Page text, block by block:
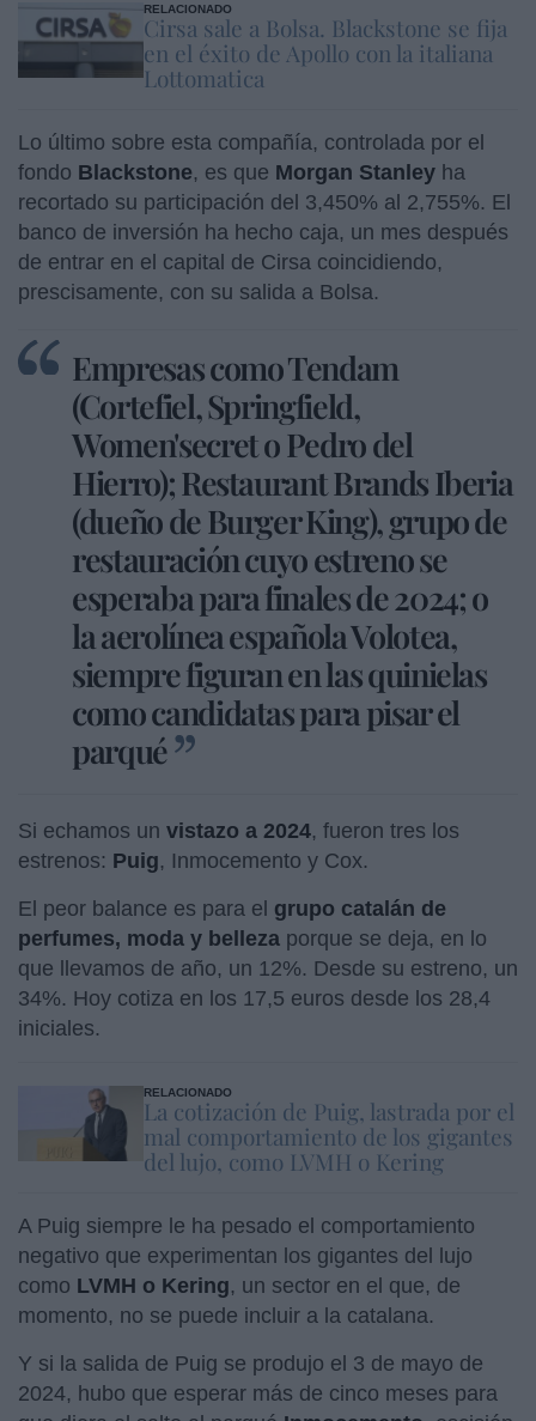
RELACIONADO
Cirsa sale a Bolsa. Blackstone se fija
en el éxito de Apollo con la italiana
Lottomatica
Lo último sobre esta compañía, controlada por el
fondo Blackstone, es que Morgan Stanley ha
recortado su participación del 3,450% al 2,755%. El
banco de inversión ha hecho caja, un mes después
de entrar en el capital de Cirsa coincidiendo,
prescisamente, con su salida a Bolsa.
Empresas como Tendam
(Cortefiel, Springfield,
Women'secret o Pedro del
Hierro); Restaurant Brands Iberia
(dueño de Burger King), grupo de
restauración cuyo estreno se
esperaba para finales de 2024; o
la aerolínea española Volotea,
siempre figuran en las quinielas
como candidatas para pisar el
parqué
Si echamos un vistazo a 2024, fueron tres los
estrenos: Puig, Inmocemento y Cox.
El peor balance es para el grupo catalán de
perfumes, moda y belleza porque se deja, en lo
que llevamos de año, un 12%. Desde su estreno, un
34%. Hoy cotiza en los 17,5 euros desde los 28,4
iniciales.
RELACIONADO
La cotización de Puig, lastrada por el
mal comportamiento de los gigantes
del lujo, como LVMH o Kering
A Puig siempre le ha pesado el comportamiento
negativo que experimentan los gigantes del lujo
como LVMH o Kering, un sector en el que, de
momento, no se puede incluir a la catalana.
Y si la salida de Puig se produjo el 3 de mayo de
2024, hubo que esperar más de cinco meses para